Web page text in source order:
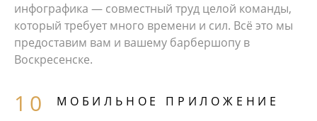
инфографика — совместный труд целой команды,
который требует много времени и сил. Всё это мы
предоставим вам и вашему барбершопу в
Воскресенске.
МОБИЛЬНОЕ ПРИЛОЖЕНИЕ